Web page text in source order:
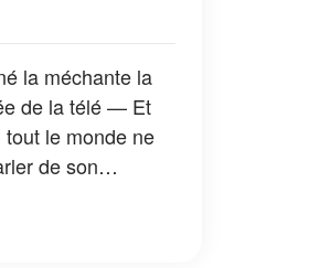
la méchante la
de la télé — Et
le monde ne
de son
la nouvelle